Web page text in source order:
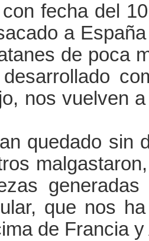
fecha del
a
de poca
nos vuelven
quedado sin
que nos
de Francia